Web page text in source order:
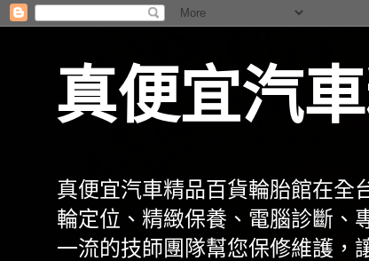
真便宜汽
真便宜汽車精品百貨輪胎館在全
輪定位、精緻保養、電腦診斷、
一流的技師團隊幫您保修維護，